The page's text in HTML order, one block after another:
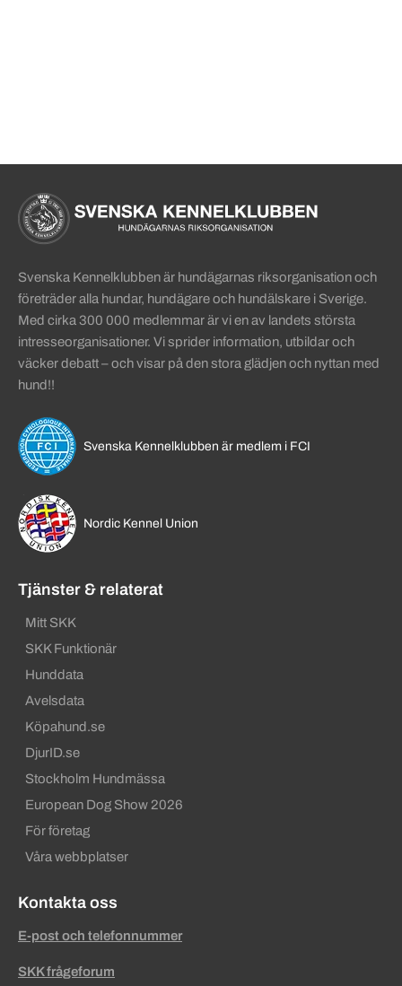
Sidinformation och
Köpa hund startsida
Svenska Kennelklubben är hundägarnas riksorganisation och
företräder alla hundar, hundägare och hundälskare i Sverige.
Med cirka 300 000 medlemmar är vi en av landets största
intresseorganisationer. Vi sprider information, utbildar och
väcker debatt – och visar på den stora glädjen och nyttan med
hund!!
Svenska Kennelklubben är medlem i FCI
Nordic Kennel Union
Tjänster & relaterat
Mitt SKK
SKK Funktionär
Hunddata
Avelsdata
Köpahund.se
DjurID.se
Stockholm Hundmässa
European Dog Show 2026
För företag
Våra webbplatser
Kontakta oss
E-post och telefonnummer
SKK frågeforum